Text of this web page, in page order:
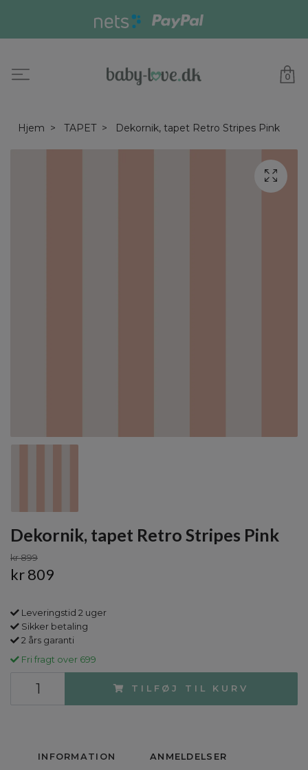
0
Hjem TAPET Dekornik, tapet Retro Stripes Pink
Dekornik, tapet Retro Stripes Pink
kr 899
kr 809
Leveringstid 2 uger
Sikker betaling
2 års garanti
Fri fragt over 699
TILFØJ TIL KURV
INFORMATION ANMELDELSER